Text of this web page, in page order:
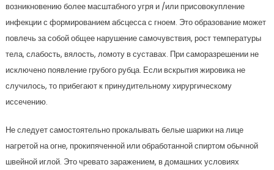
возникновению более масштабного угря и /или присовокупление
инфекции с формированием абсцесса с гноем. Это образование может
повлечь за собой общее нарушение самочувствия, рост температуры
тела, слабость, вялость, ломоту в суставах. При саморазрешении не
исключено появление грубого рубца. Если вскрытия жировика не
случилось, то прибегают к принудительному хирургическому
иссечению.
Не следует самостоятельно прокалывать белые шарики на лице
нагретой на огне, прокипяченной или обработанной спиртом обычной
швейной иглой. Это чревато заражением, в домашних условиях